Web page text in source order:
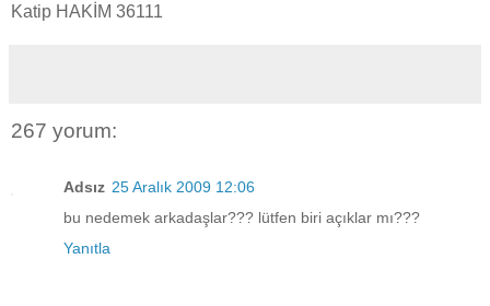
Katip HAKİM 36111
267 yorum:
Adsız 25 Aralık 2009 12:06
bu nedemek arkadaşlar??? lütfen biri açıklar mı???
Yanıtla